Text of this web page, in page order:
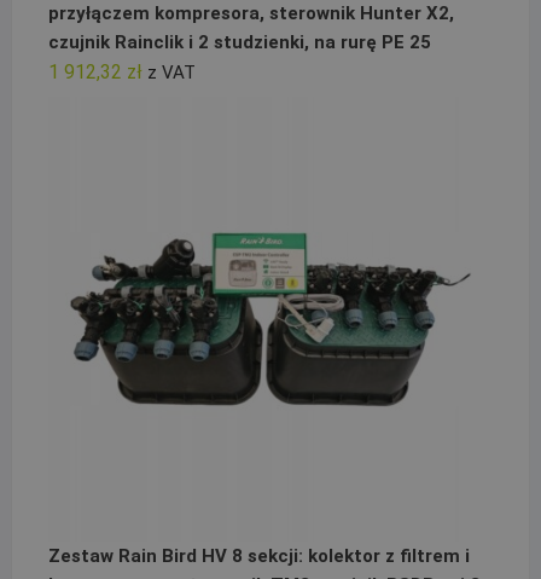
przyłączem kompresora, sterownik Hunter X2,
czujnik Rainclik i 2 studzienki, na rurę PE 25
1 912,32 zł z VAT
Zestaw Rain Bird HV 8 sekcji: kolektor z filtrem i